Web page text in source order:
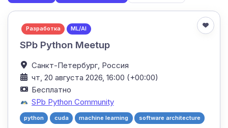
Разработка ML/AI
SPb Python Meetup
Санкт-Петербург, Россия
чт, 20 августа 2026, 16:00 (+00:00)
Бесплатно
SPb Python Community
python cuda machine learning software architecture